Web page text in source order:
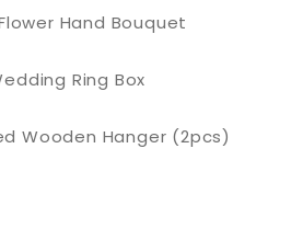
Hand Bouquet
Ring Box
Wooden Hanger (2pcs)